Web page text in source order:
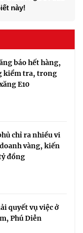
này!
báo hết hàng,
kiểm tra, trong
E10
chỉ ra nhiều vi
vàng, kiến
đồng
quyết vụ việc ở
Phú Diễn